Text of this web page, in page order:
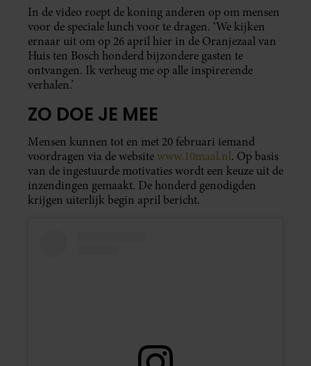
In de video roept de koning anderen op om mensen
voor de speciale lunch voor te dragen. ‘We kijken
ernaar uit om op 26 april hier in de Oranjezaal van
Huis ten Bosch honderd bijzondere gasten te
ontvangen. Ik verheug me op alle inspirerende
verhalen.’
ZO DOE JE MEE
Mensen kunnen tot en met 20 februari iemand
voordragen via de websitewww.10maal.nl. Op basis
van de ingestuurde motivaties wordt een keuze uit de
inzendingen gemaakt. De honderd genodigden
krijgen uiterlijk begin april bericht.